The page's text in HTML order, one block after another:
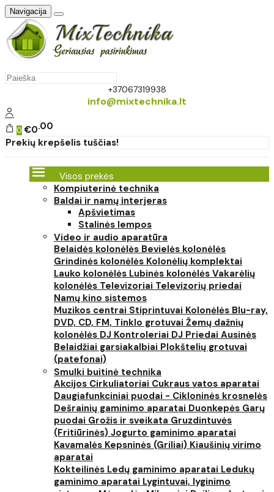
Navigacija
+37067319938
info@mixtechnika.lt
0 €0 00
Prekių krepšelis tuščias!
Visos prekės
Kompiuterinė technika
Baldai ir namų interjeras
Apšvietimas
Stalinės lempos
Video ir audio aparatūra
Belaidės kolonėlės Bevielės kolonėlės
Grindinės kolonėlės Kolonėlių komplektai
Lauko kolonėlės Lubinės kolonėlės Vakarėlių
kolonėlės Televizoriai Televizorių priedai
Namų kino sistemos
Muzikos centrai Stiprintuvai Kolonėlės Blu-ray,
DVD, CD, FM, Tinklo grotuvai Žemų dažnių
kolonėlės DJ Kontroleriai DJ Priedai Ausinės
Belaidžiai garsiakalbiai Plokštelių grotuvai
(patefonai)
Smulki buitinė technika
Akcijos Cirkuliatoriai Cukraus vatos aparatai
Daugiafunkciniai puodai - Cikloninės krosnelės
Dešrainių gaminimo aparatai Duonkepės Garų
puodai Grožis ir sveikata Gruzdintuvės
(Fritiūrinės) Jogurto gaminimo aparatai
Kavamalės Kepsninės (Griliai) Kiaušinių virimo
aparatai
Kokteilinės Ledų gaminimo aparatai Ledukų
gaminimo aparatai Lygintuvai, lyginimo